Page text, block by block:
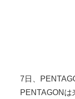
7日、
PENTAGONは